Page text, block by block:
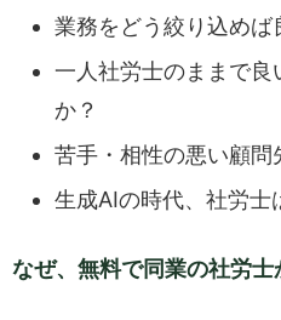
業務をどう絞り込めば
一人社労士のままで良
か？
苦手・相性の悪い顧問
生成AIの時代、社労士
なぜ、無料で同業の社労